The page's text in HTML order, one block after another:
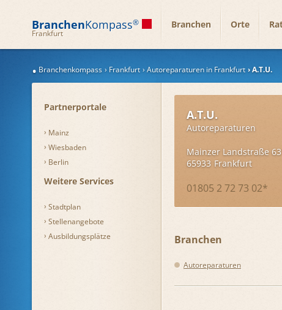
BranchenKompass®
Frankfurt
Branchen Orte
Branchenkompass Frankfurt Autoreparaturen in Frankfurt A.T.U.
Partnerportale
Mainz
Wiesbaden
Berlin
Weitere Services
Stadtplan
Stellenangebote
Ausbildungsplätze
A.T.U.
Autoreparaturen
Mainzer Landstraße
65933 Frankfurt
01805 2 72 73 02*
Branchen
Autoreparaturen